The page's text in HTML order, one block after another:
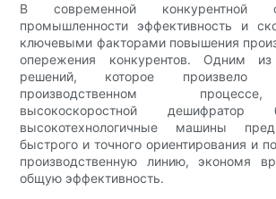
В современной конкурентной
промышленности эффективность и
ключевыми факторами повышения
опережения конкурентов. Одним из
решений, которое произвело
производственном
высокоскоростной
высокотехнологичные машины
быстрого и точного ориентирования и
производственную линию, экономя
общую эффективность.